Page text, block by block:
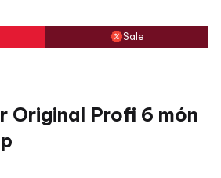
Sale
Original Profi 6 món